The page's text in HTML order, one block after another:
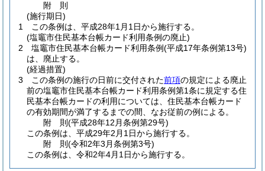
附 則
(施行期日)
1
この条例は、平成28年1月1日から施行する。
(塩竈市住民基本台帳カード利用条例の廃止)
2
塩竈市住民基本台帳カード利用条例(平成17年条例第13号)
は、廃止する。
(経過措置)
3
この条例の施行の日前に交付された前項の規定による廃止
前の塩竈市住民基本台帳カード利用条例第1条に規定する住
民基本台帳カードの利用については、住民基本台帳カード
の有効期間が満了するまでの間、なお従前の例による。
附 則(平成28年12月条例第29号)
この条例は、平成29年2月1日から施行する。
附 則(令和2年3月条例第3号)
この条例は、令和2年4月1日から施行する。